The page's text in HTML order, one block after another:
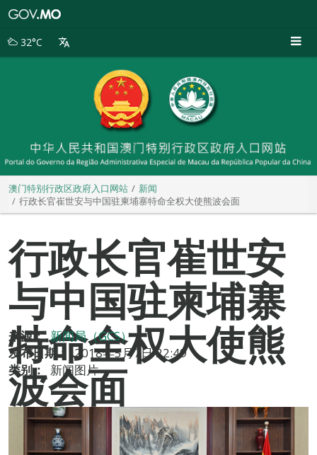
别
32°C
澳门特别行政区政府入口网站
新闻
行政长官崔世安与中国驻柬埔寨特命全权大使熊波会面
行政长官崔世安
与中国驻柬埔寨
特命全权大使熊
波会面
来源： 新闻局（GCS）
发布日期：
2018年5月7日 22:49
类别：
新闻图片